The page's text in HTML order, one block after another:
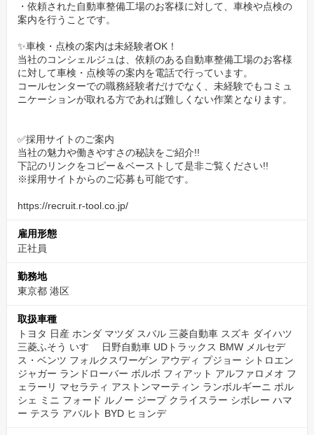
・依頼された自動車整備工場のお客様に対して、車検や点検の
案内を行うことです。
✨車検・点検の案内は未経験者OK！
当社のコンシェルジュは、依頼のある自動車整備工場のお客様
に対して車検・点検等の案内を電話で行っています。
コールセンターでの職務経験者だけでなく、未経験でもコミュ
ニケーションが取れる方であれば難しくない作業となります。
✅採用サイトのご案内
当社の魅力や働きやすさの秘訣をご紹介!!
下記のリンクをコピー＆ベーストして是非ご覧ください!!
※採用サイトからのご応募も可能です。
https://recruit.r-tool.co.jp/
雇用形態
正社員
勤務地
東京都 港区
取扱車種
トヨタ 日産 ホンダ マツダ スバル 三菱自動車 スズキ ダイハツ
三菱ふそう いすゞ 日野自動車 UDトラックス BMW メルセデ
ス・ベンツ フォルクスワーゲン アウディ プジョー シトロエン
ジャガー ランドローバー ボルボ フィアット アルファロメオ フ
ェラーリ マセラティ アストンマーティン ランボルギーニ ポル
シェ ミニ フォード ルノー ジープ クライスラー シボレー ハマ
ー テスラ アバルト BYD ヒョンデ